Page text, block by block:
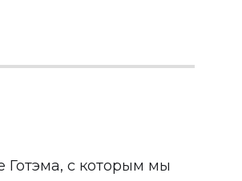
Готэма, с которым мы